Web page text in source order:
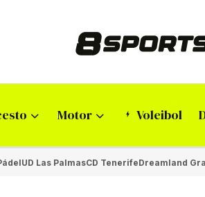
Motor Voleibol
UD Las PalmasCD TenerifeDreamland